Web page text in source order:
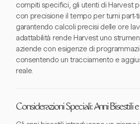
compiti specifici, gli utenti di Harvest
con precisione il tempo per turni part-
garantendo calcoli precisi delle ore
adattabilità rende Harvest uno
aziende con esigenze di
consentendo un tracciamento e
reale.
Considerazioni Speciali: Anni Bisestili